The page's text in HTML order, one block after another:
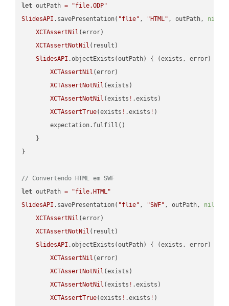
let outPath =
"file.ODP"
SlidesAPI .savePresentation( "flie" , "HTML" , outPath, nil
XCTAssertNil (error)
XCTAssertNotNil (result)
SlidesAPI .objectExists(outPath) { (exists, error) ->
XCTAssertNil (error)
XCTAssertNotNil (exists)
XCTAssertNotNil (exists ! .exists)
XCTAssertTrue(exists ! .exists ! )
        expectation.fulfill()
    }
}
// Convertendo HTML em SWF
let outPath =
"file.HTML"
SlidesAPI .savePresentation( "flie" , "SWF" , outPath, nil
XCTAssertNil (error)
XCTAssertNotNil (result)
SlidesAPI .objectExists(outPath) { (exists, error) ->
XCTAssertNil (error)
XCTAssertNotNil (exists)
XCTAssertNotNil (exists ! .exists)
XCTAssertTrue(exists ! .exists ! )